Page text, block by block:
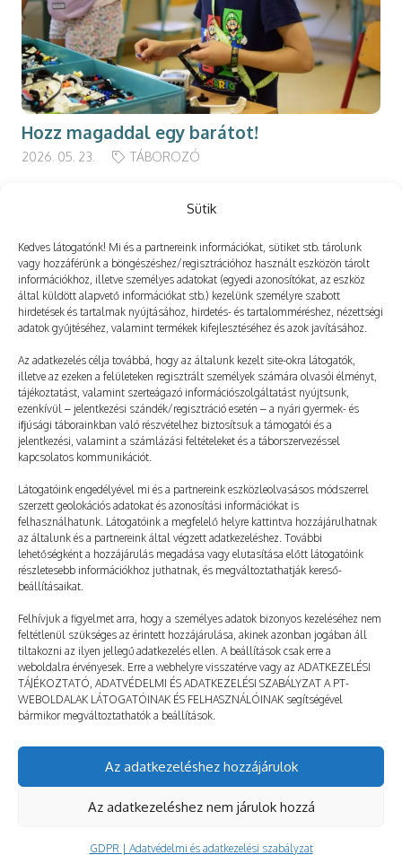
Sütik
Kedves látogatónk! Mi és a partnereink információkat, sütiket stb. tárolunk
vagy hozzáférünk a böngészéshez/regisztrációhoz használt eszközön tárolt
információkhoz, illetve személyes adatokat (egyedi azonosítókat, az eszköz
által küldött alapvető információkat stb.) kezelünk személyre szabott
hirdetések és tartalmak nyújtásához, hirdetés- és tartalomméréshez, nézettségi
adatok gyűjtéséhez, valamint termékek kifejlesztéséhez és azok javításához.
Az adatkezelés célja továbbá, hogy az általunk kezelt site-okra látogatók,
illetve az ezeken a felületeken regisztrált személyek számára olvasói élményt,
tájékoztatást, valamint szerteágazó információszolgáltatást nyújtsunk,
ezenkívül – jelentkezési szándék/regisztráció esetén – a nyári gyermek- és
ifjúsági táborainkban való részvételhez biztosítsuk a támogatói és a
jelentkezési, valamint a számlázási feltételeket és a táborszervezéssel
kapcsolatos kommunikációt.
Látogatóink engedélyével mi és a partnereink eszközleolvasásos módszerrel
szerzett geolokációs adatokat és azonosítási információkat is
felhasználhatunk. Látogatóink a megfelelő helyre kattintva hozzájárulhatnak
az általunk és a partnereink által végzett adatkezeléshez. További
lehetőségként a hozzájárulás megadása vagy elutasítása előtt látogatóink
részletesebb információkhoz juthatnak, és megváltoztathatják kereső-
beállításaikat.
Felhívjuk a figyelmet arra, hogy a személyes adatok bizonyos kezeléséhez nem
feltétlenül szükséges az érintett hozzájárulása, akinek azonban jogában áll
tiltakozni az ilyen jellegű adatkezelés ellen. A beállítások csak erre a
weboldalra érvényesek. Erre a webhelyre visszatérve vagy az ADATKEZELÉSI
TÁJÉKOZTATÓ, ADATVÉDELMI ÉS ADATKEZELÉSI SZABÁLYZAT A PT-
WEBOLDALAK LÁTOGATÓINAK ÉS FELHASZNÁLÓINAK segítségével
bármikor megváltoztathatók a beállítások.
Az adatkezeléshez hozzájárulok
Az adatkezeléshez nem járulok hozzá
GDPR | Adatvédelmi és adatkezelési szabályzat
Hozz magaddal egy barátot!
2026. 05. 23. TÁBOROZÓ
Még több
Majdnem meghaltunk a nevetéstől
2025. 02. 25.
© taborozz.hu
GDPR | Adatvédelmi és adatkezelési szabályzat